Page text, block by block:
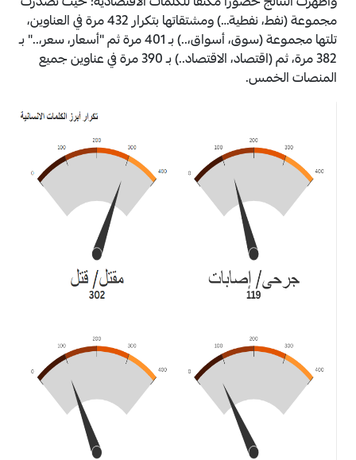
مجموعة (نفط، نفطية…) ومشتقاتها بتكرار 432 مرة في العناوين،
تلتها مجموعة (سوق، أسواق،..) بـ 401 مرة ثم "أسعار، سعر،.." بـ
382 مرة، ثم (اقتصاد، الاقتصاد..) بـ 390 مرة في عناوين جميع
المنصات الخمس.